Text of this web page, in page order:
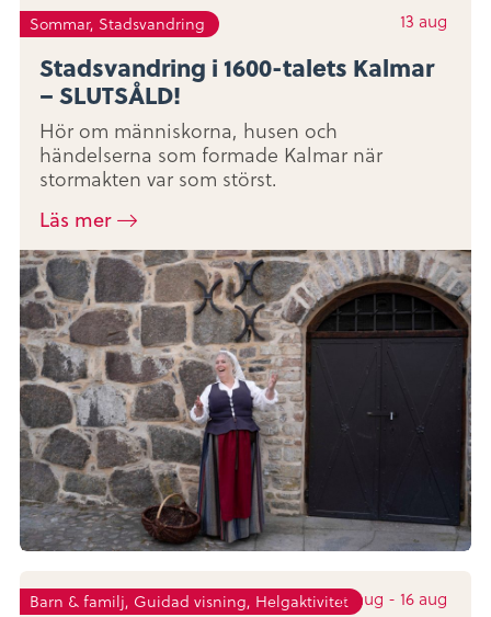
Sommar, Stadsvandring 13 aug
Stadsvandring i 1600-talets Kalmar
– SLUTSÅLD!
Hör om människorna, husen och
händelserna som formade Kalmar när
stormakten var som störst.
Läs mer
Barn & familj, Guidad visning, Helgaktivitet
15 aug -16 aug